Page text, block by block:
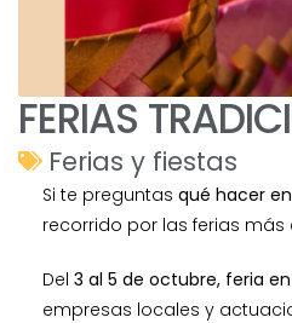
FERIAS
Ferias y fiestas
Si te preguntas qué hacer
recorrido por las ferias más
Del 3 al 5 de octubre, feria
empresas locales y